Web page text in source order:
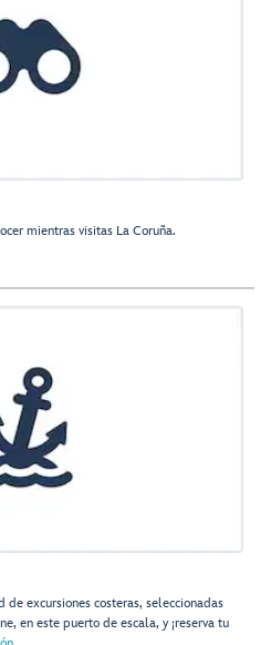
mientras visitas La Coruña.
de excursiones costeras, seleccionadas
en este puerto de escala, y ¡reserva tu